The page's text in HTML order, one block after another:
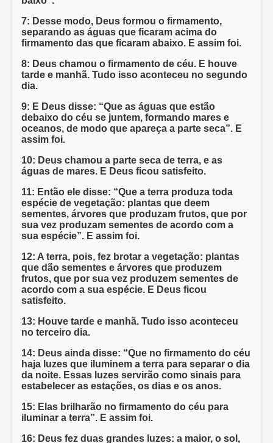
7: Desse modo, Deus formou o firmamento,
separando as águas que ficaram acima do
firmamento das que ficaram abaixo. E assim foi.
8: Deus chamou o firmamento de céu. E houve
tarde e manhã. Tudo isso aconteceu no segundo
dia.
9: E Deus disse: “Que as águas que estão
debaixo do céu se juntem, formando mares e
oceanos, de modo que apareça a parte seca”. E
assim foi.
10: Deus chamou a parte seca de terra, e as
águas de mares. E Deus ficou satisfeito.
11: Então ele disse: “Que a terra produza toda
espécie de vegetação: plantas que deem
sementes, árvores que produzam frutos, que por
sua vez produzam sementes de acordo com a
sua espécie”. E assim foi.
12: A terra, pois, fez brotar a vegetação: plantas
que dão sementes e árvores que produzem
frutos, que por sua vez produzem sementes de
acordo com a sua espécie. E Deus ficou
satisfeito.
13: Houve tarde e manhã. Tudo isso aconteceu
no terceiro dia.
14: Deus ainda disse: “Que no firmamento do céu
haja luzes que iluminem a terra para separar o dia
da noite. Essas luzes servirão como sinais para
estabelecer as estações, os dias e os anos.
15: Elas brilharão no firmamento do céu para
iluminar a terra”. E assim foi.
16: Deus fez duas grandes luzes: a maior, o sol,